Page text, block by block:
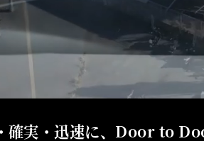
確実・迅速に、Door to